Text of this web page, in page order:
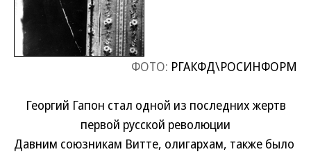
ФОТО: РГАКФД\РОСИНФОРМ
Георгий Гапон стал одной из последних жертв
первой русской революции
Давним союзникам Витте, олигархам, также было